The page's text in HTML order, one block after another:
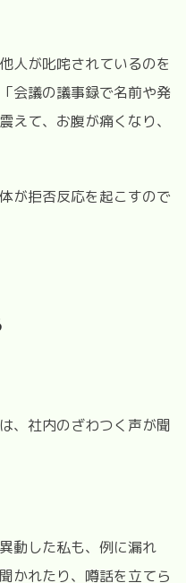
人が叱咤されているのを
会議の議事録で名前や発
えて、お腹が痛くなり、
が拒否反応を起こすので
、社内のざわつく声が聞
動した私も、例に漏れ
かれたり、噂話を立てら